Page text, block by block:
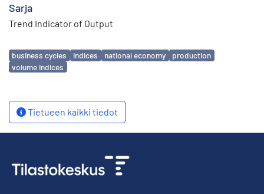
Sarja
Trend Indicator of Output
Avainsanat
business cycles indices national economy
production
volume indices
Tietueen kaikki tiedot